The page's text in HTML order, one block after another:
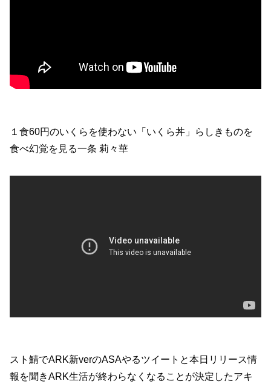
１食60円のいくらを使わない「いくら丼」らしきものを
食べ幻覚を見る一条 莉々華
スト鯖でARK新verのASAやるツイートと本日リリース情
報を聞きARK生活が終わらなくなることが決定したアキ